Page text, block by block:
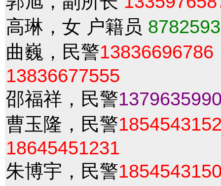
高琳，女 户籍员 8782593
曲巍，民警13836696786
13836677555
邵福祥，民警
曹玉隆，民警
18645451231
朱博宇，民警